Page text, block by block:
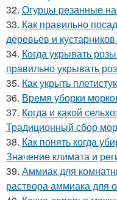
32. Огурцы резанные
33. Как правильно
деревьев и
34. Когда укрывать
правильно укрывать
35. Как укрыть
36. Время уборки
37. Когда и какой
Традиционный сбор
38. Как понять когда
Значение климата и
39. Аммиак для
раствора аммиака для